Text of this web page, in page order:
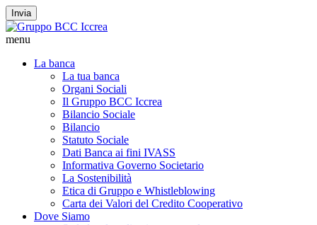
Invia
menu
La banca
La tua banca
Organi Sociali
Il Gruppo BCC Iccrea
Bilancio Sociale
Bilancio
Statuto Sociale
Dati Banca ai fini IVASS
Informativa Governo Societario
La Sostenibilità
Etica di Gruppo e Whistleblowing
Carta dei Valori del Credito Cooperativo
Dove Siamo